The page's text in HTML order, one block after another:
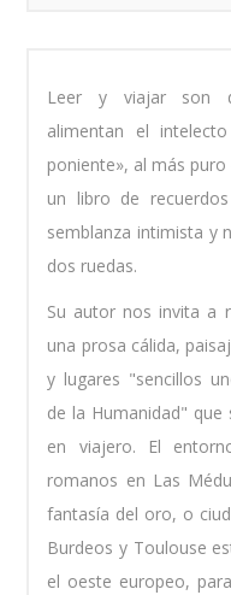
Leer y viajar son
alimentan el
poniente», al más
un libro de
semblanza intimista y
dos ruedas.
Su autor nos invita a
una prosa cálida,
y lugares "sencillos
de la Humanidad"
en viajero. El
romanos en Las
fantasía del oro, o
Burdeos y Toulouse
el oeste europeo,